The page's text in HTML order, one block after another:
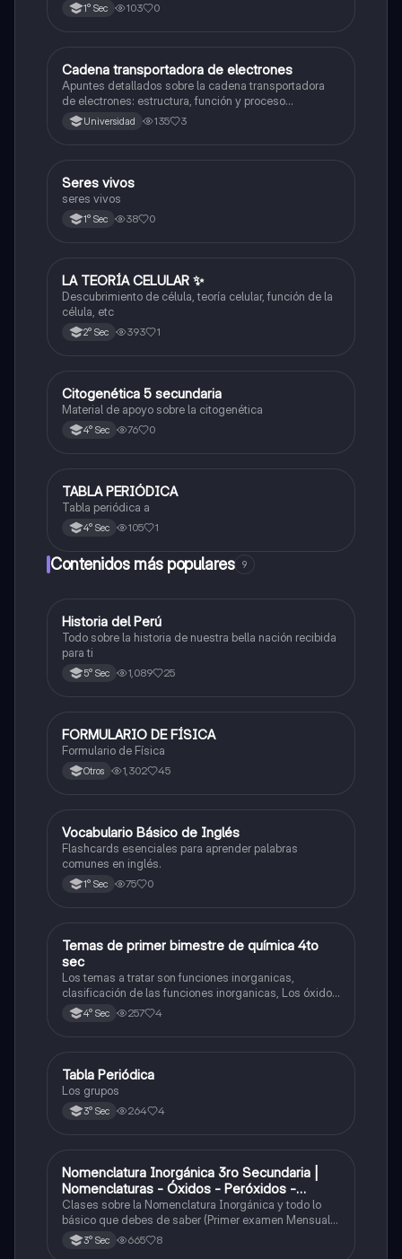
1° Sec 103 0
Ciencia y Tecnología
Cadena transportadora de electrones
Apuntes detallados sobre la cadena transportadora
de electrones: estructura, función y proceso
bioquímico en la producción de ATP. Incluye
esquemas y explicaciones sobre los complejos
Universidad 135 3
SCiencia y Tecnología
Seres vivos
seres vivos
1° Sec 38 0
Ciencia y Tecnología
LA TEORÍA CELULAR ✨️
Descubrimiento de célula, teoría celular, función de la
célula, etc
2° Sec 393 1
Ciencia y Tecnología
Citogenética 5 secundaria
Material de apoyo sobre la citogenética
4° Sec 76 0
Ciencia y Tecnología
TABLA PERIÓDICA
Tabla periódica a
4° Sec 105 1
Contenidos más populares 9
Ciencias Sociales
Historia del Perú
Todo sobre la historia de nuestra bella nación recibida
para ti
5° Sec 1,089 25
Física
FORMULARIO DE FÍSICA
Formulario de Física
Otros 1,302 45
VInglés
Vocabulario Básico de Inglés
Flashcards esenciales para aprender palabras
comunes en inglés.
1° Sec 75 0
Química
Temas de primer bimestre de química 4to
sec
Los temas a tratar son funciones inorganicas,
clasificación de las funciones inorganicas, Los óxidos
y los óxidos ácidos
4° Sec 257 4
Química
Tabla Periódica
Los grupos
3° Sec 264 4
Química
Nomenclatura Inorgánica 3ro Secundaria |
Nomenclaturas - Óxidos - Peróxidos -
Hidróxido o Bases
Clases sobre la Nomenclatura Inorgánica y todo lo
básico que debes de saber (Primer examen Mensual
2025)3° Sec 665 8